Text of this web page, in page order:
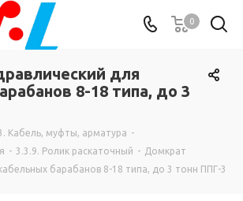
0
для
8-18 типа, до 3
Кабель, муфты, арматура -
- 3.3.9. Ролик раскаточный - Домкрат
барабанов 8-18 типа, до 3 тонн ППГ-3